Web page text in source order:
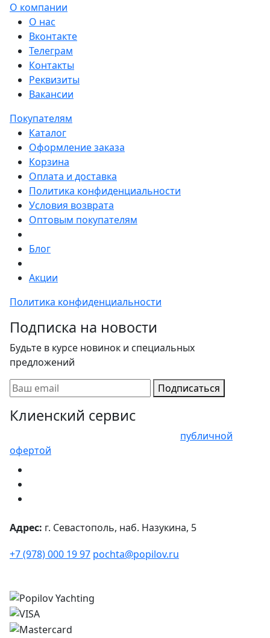
О компании
О нас
Вконтакте
Телеграм
Контакты
Реквизиты
Вакансии
Покупателям
Каталог
Оформление заказа
Корзина
Оплата и доставка
Политика конфиденциальности
Условия возврата
Оптовым покупателям
Блог
Акции
Политика конфиденциальности
Подписка на новости
Будьте в курсе новинок и специальных
предложений
Подписаться
Клиенский сервис
публичной
офертой
Адрес: г. Севастополь, наб. Назукина, 5
+7 (978) 000 19 97 pochta@popilov.ru